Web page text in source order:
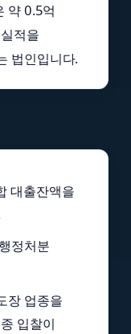
약 0.5억
적을
법인입니다.
대출잔액을
정처분
장 업종을
입찰이